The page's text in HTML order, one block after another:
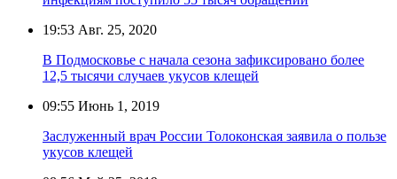
19:53 Авг. 25, 2020
В Подмосковье с начала сезона зафиксировано более
12,5 тысячи случаев укусов клещей
09:55 Июнь 1, 2019
Заслуженный врач России Толоконская заявила о пользе
укусов клещей